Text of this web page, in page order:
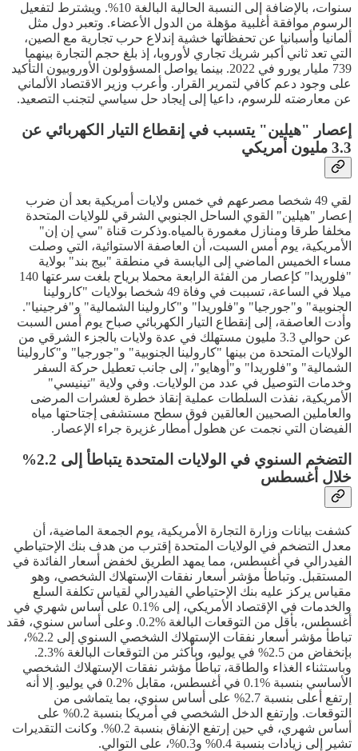
سنوات، بالإضافة إلى النسبة الحالية البالغة 10%. ويشترط لتفعيل
الرسوم موافقة أغلبية مؤهلة من الدول الأعضاء. وتعبر دول مثل
ألمانيا وأسبانيا عن تحفظاتها خشية إندلاع حرب تجارية مع الصين،
التي تعد ثاني أكبر شريك تجاري لأوروبا، إذ بلغ حجم التجارة بينهما
739 مليار يورو في 2022. بينما يواصل المسؤولون الأوروبيون التأكيد
على وجود دعم كافي لتمرير القرار. وأعرب وزير الاقتصاد الألماني
عن معارضته للرسوم، داعيا إلى إيجاد حل سياسي لتجنب التصعيد.
إعصار "هيلين" يتسبب في إنقطاع التيار الكهربائي عن
3.3 مليون أمريكي
لقي 49 شخصا مصرعهم في خمس ولايات أمريكية بعد أن ضرب
إعصار "هيلين" القوي الساحل الجنوبي الشرقي للولايات المتحدة
مخلفا طرقا ومنازل مغمورة بالمياه.وذكرت قناة "سي إن إن"
الأمريكية، يوم أمس السبت، أن العاصفة الاستوائية، التي وصلت
مساء الخميس الماضي إلى اليابسة في منطقة "بيج بند" بولاية
"فلوريدا" كإعصار من الفئة الرابعة محملا برياح بلغت سرعتها 140
ميلا في الساعة، تسببت في وفاة 49 شخصا بولايات "كارولينا
الجنوبية" و"جورجيا" و"فلوريدا" و"كارولينا الشمالية" و"فرجينيا".
وأدت العاصفة، إلى إنقطاع التيار الكهربائي صباح يوم أمس السبت
عن حوالي 3.3 مليون مستهلك في عدة ولايات بالجزء الشرقي من
الولايات المتحدة من بينها "كارولينا الجنوبية" و"جورجيا" و"كارولينا
الشمالية" و"فلوريدا" و"أوهايو"، إلى جانب تعطيل حركة السفر
وخدمات التوصيل في عدد من الولايات. وفي ولاية "تينيسي"
الأمريكية، نفذت السلطات عملية إنقاذ خطرة لعشرات المرضى
والعاملين الصحيين العالقين فوق سطح مستشفى إجتاحتها مياه
الفيضان التي نجمت عن هطول أمطار غزيرة جراء الإعصار.
التضخم السنوي في الولايات المتحدة يتباطأ إلى 2.2%
خلال أغسطس
كشفت بيانات وزارة التجارة الأمريكية، يوم الجمعة الماضية، أن
معدل التضخم في الولايات المتحدة إقترب من هدف بنك الإحتياطي
الفيدرالي في أغسطس، مما يمهد الطريق لخفض أسعار الفائدة في
المستقبل. وتباطأ مؤشر أسعار نفقات الإستهلاك الشخصي، وهو
مقياس يركز عليه بنك الإحتياطي الفيدرالي لقياس تكلفة السلع
والخدمات في الإقتصاد الأمريكي، إلى %0.1 على أساس شهري في
أغسطس، بأقل من التوقعات البالغة %0.2. وعلى أساس سنوي، فقد
تباطأ مؤشر أسعار نفقات الإستهلاك الشخصي السنوي إلى 2.2%،
بإنخفاض من 2.5% في يوليو، وبأكثر من التوقعات البالغة %2.3.
وباستثناء الغذاء والطاقة، تباطأ مؤشر نفقات الإستهلاك الشخصي
الأساسي بنسبة %0.1 في أغسطس، مقابل %0.2 في يوليو. إلا أنه
إرتفع أعلى بنسبة 2.7% على أساس سنوي، بما يتماشى من
التوقعات. وإرتفع الدخل الشخصي في أمريكا بنسبة 0.2% على
أساس شهري، في حين إرتفع الإنفاق بنسبة 0.2%. وكانت التقديرات
تشير إلى زيادات بنسبة 0.4% و0.3%، على التوالي.